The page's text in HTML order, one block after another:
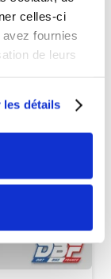
celles-ci
fournies
de leurs
détails